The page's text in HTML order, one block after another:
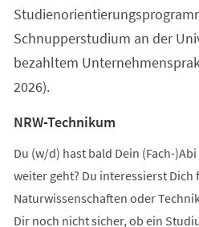
Schnupperstudium an der
bezahltem
2026).
NRW-Technikum
Du (w/d) hast bald Dein (Fach-
weiter geht? Du interessierst
Naturwissenschaften oder
Dir noch nicht sicher, ob ein